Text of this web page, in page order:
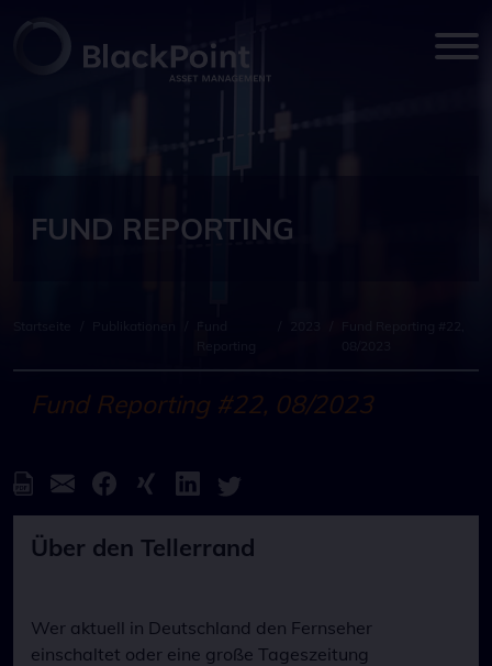
FUND REPORTING
Fund Reporting #22, 08/2023
Über den Tellerrand
Wer aktuell in Deutschland den Fernseher
einschaltet oder eine große Tageszeitung